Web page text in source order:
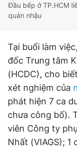
Phó tổng biên tập
Phó tổng biên tập:
Giấy phép xuất bản
© 2003-2026 Bản
chép dưới mọi hình
bản. Phát triển bởi
Time
Đầu bếp ở TP.HCM
quán nhậu
Tại buổi làm
đốc Trung tâm
(HCDC), cho
xét nghiệm của
phát hiện 7 ca
chưa công bố).
viên Công ty
Nhất (VIAGS); 1